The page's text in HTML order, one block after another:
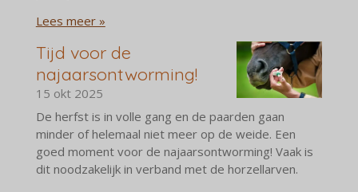
Lees meer »
Tijd voor de
najaarsontworming!
15 okt 2025
De herfst is in volle gang en de paarden gaan
minder of helemaal niet meer op de weide. Een
goed moment voor de najaarsontworming! Vaak is
dit noodzakelijk in verband met de horzellarven.